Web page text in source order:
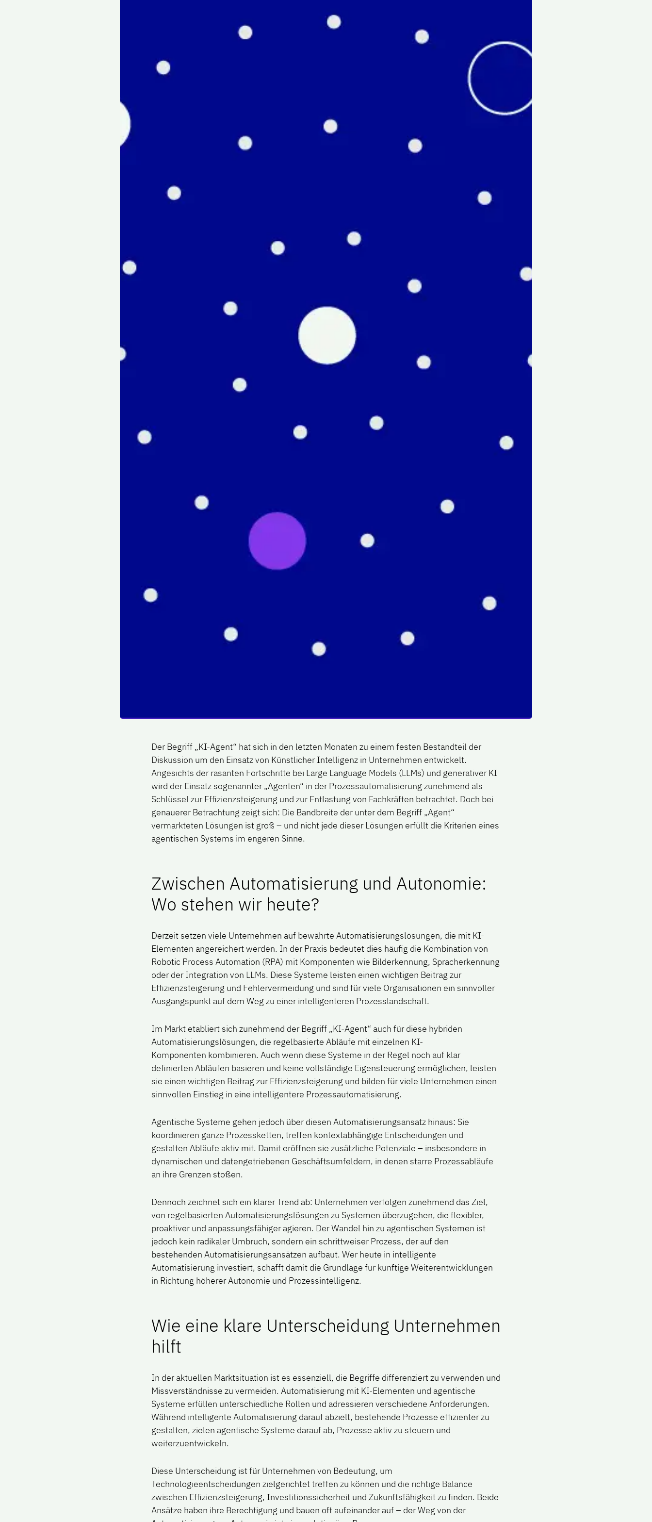
Der Begriff „KI-Agent“ hat sich in den letzten Monaten zu einem festen Bestandteil der
Diskussion um den Einsatz von Künstlicher Intelligenz in Unternehmen entwickelt.
Angesichts der rasanten Fortschritte bei Large Language Models (LLMs) und generativer KI
wird der Einsatz sogenannter „Agenten“ in der Prozessautomatisierung zunehmend als
Schlüssel zur Effizienzsteigerung und zur Entlastung von Fachkräften betrachtet. Doch bei
genauerer Betrachtung zeigt sich: Die Bandbreite der unter dem Begriff „Agent“
vermarkteten Lösungen ist groß – und nicht jede dieser Lösungen erfüllt die Kriterien eines
agentischen Systems im engeren Sinne.
Zwischen Automatisierung und Autonomie:
Wo stehen wir heute?
Derzeit setzen viele Unternehmen auf bewährte Automatisierungslösungen, die mit KI-
Elementen angereichert werden. In der Praxis bedeutet dies häufig die Kombination von
Robotic Process Automation (RPA) mit Komponenten wie Bilderkennung, Spracherkennung
oder der Integration von LLMs. Diese Systeme leisten einen wichtigen Beitrag zur
Effizienzsteigerung und Fehlervermeidung und sind für viele Organisationen ein sinnvoller
Ausgangspunkt auf dem Weg zu einer intelligenteren Prozesslandschaft.
Im Markt etabliert sich zunehmend der Begriff „KI-Agent“ auch für diese hybriden
Automatisierungslösungen, die regelbasierte Abläufe mit einzelnen KI-
Komponenten kombinieren. Auch wenn diese Systeme in der Regel noch auf klar
definierten Abläufen basieren und keine vollständige Eigensteuerung ermöglichen, leisten
sie einen wichtigen Beitrag zur Effizienzsteigerung und bilden für viele Unternehmen einen
sinnvollen Einstieg in eine intelligentere Prozessautomatisierung.
Agentische Systeme gehen jedoch über diesen Automatisierungsansatz hinaus: Sie
koordinieren ganze Prozessketten, treffen kontextabhängige Entscheidungen und
gestalten Abläufe aktiv mit. Damit eröffnen sie zusätzliche Potenziale – insbesondere in
dynamischen und datengetriebenen Geschäftsumfeldern, in denen starre Prozessabläufe
an ihre Grenzen stoßen.
Dennoch zeichnet sich ein klarer Trend ab: Unternehmen verfolgen zunehmend das Ziel,
von regelbasierten Automatisierungslösungen zu Systemen überzugehen, die flexibler,
proaktiver und anpassungsfähiger agieren. Der Wandel hin zu agentischen Systemen ist
jedoch kein radikaler Umbruch, sondern ein schrittweiser Prozess, der auf den
bestehenden Automatisierungsansätzen aufbaut. Wer heute in intelligente
Automatisierung investiert, schafft damit die Grundlage für künftige Weiterentwicklungen
in Richtung höherer Autonomie und Prozessintelligenz.
Wie eine klare Unterscheidung Unternehmen
hilft
In der aktuellen Marktsituation ist es essenziell, die Begriffe differenziert zu verwenden und
Missverständnisse zu vermeiden. Automatisierung mit KI-Elementen und agentische
Systeme erfüllen unterschiedliche Rollen und adressieren verschiedene Anforderungen.
Während intelligente Automatisierung darauf abzielt, bestehende Prozesse effizienter zu
gestalten, zielen agentische Systeme darauf ab, Prozesse aktiv zu steuern und
weiterzuentwickeln.
Diese Unterscheidung ist für Unternehmen von Bedeutung, um
Technologieentscheidungen zielgerichtet treffen zu können und die richtige Balance
zwischen Effizienzsteigerung, Investitionssicherheit und Zukunftsfähigkeit zu finden. Beide
Ansätze haben ihre Berechtigung und bauen oft aufeinander auf – der Weg von der